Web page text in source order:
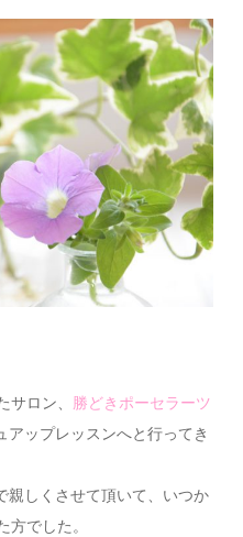
サロン、 勝どきポーセラーツ
アップレッスンへと行ってき
親しくさせて頂いて、いつか
方でした。